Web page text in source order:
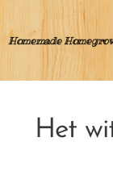
Homemade
Het